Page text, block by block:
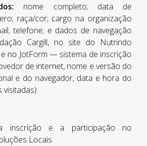
nome completo; data de
raça/cor; cargo na organização
telefone; e dados de navegação
Cargill, no site do Nutrindo
no JotForm — sistema de inscrição
de internet, nome e versão do
e do navegador, data e hora do
visitadas).
inscrição e a participação no
Locais.